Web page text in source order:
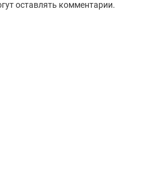
оставлять комментарии.